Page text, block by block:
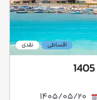
نقدی اقساطی